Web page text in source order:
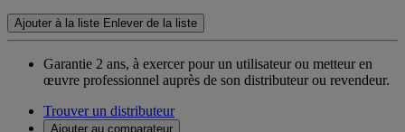
Ajouter à la liste Enlever de la liste
Garantie 2 ans, à exercer pour un utilisateur ou metteur en
œuvre professionnel auprès de son distributeur ou revendeur.
Trouver un distributeur
Ajouter au comparateur